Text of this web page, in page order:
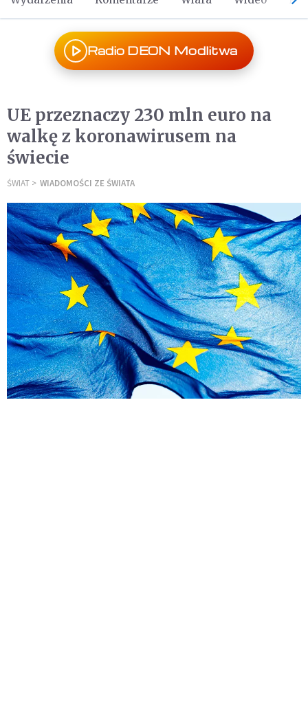
Radio DEON Modlitwa
UE przeznaczy 230 mln euro na
walkę z koronawirusem na
świecie
ŚWIAT WIADOMOŚCI ZE ŚWIATA